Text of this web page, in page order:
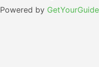
Powered by GetYourGuide